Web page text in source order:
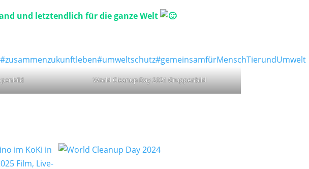
und letztendlich für die ganze Welt
#zusammenzukunftleben#umweltschutz#gemeinsamfürMenschTierundUmwelt
World Cleanup Day 2021 Gruppenbild